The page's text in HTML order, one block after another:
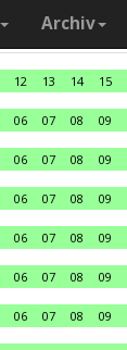
Archiv
12 13 14 15
06 07 08 09
06 07 08 09
06 07 08 09
06 07 08 09
06 07 08 09
06 07 08 09